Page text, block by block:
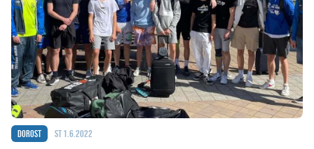
Dorost st 1.6.2022